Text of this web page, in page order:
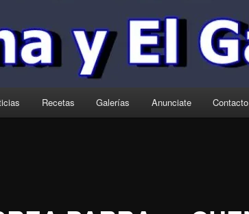
Recetas Galerías Anunciate Contacto